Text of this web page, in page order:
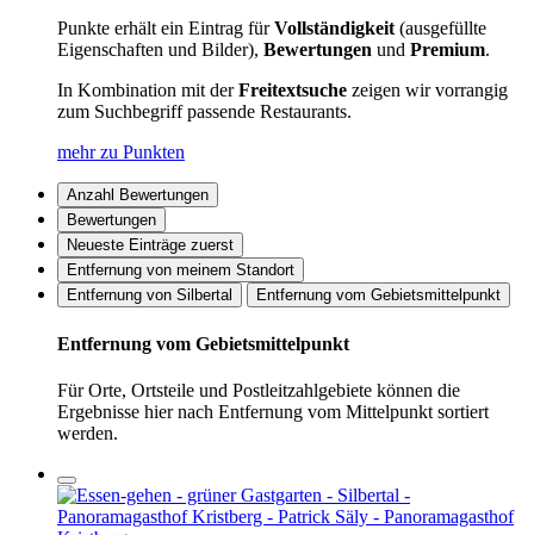
Punkte erhält ein Eintrag fürVollständigkeit(ausgefüllte
Eigenschaften und Bilder), Bewertungen und Premium.
In Kombination mit derFreitextsuche zeigen wir vorrangig
zum Suchbegriff passende Restaurants.
mehr zu Punkten
Anzahl Bewertungen
Bewertungen
Neueste Einträge zuerst
Entfernung von meinem Standort
Entfernung von Silbertal
Entfernung vom Gebietsmittelpunkt
Entfernung vom Gebietsmittelpunkt
Für Orte, Ortsteile und Postleitzahlgebiete können die
Ergebnisse hier nach Entfernung vom Mittelpunkt sortiert
werden.